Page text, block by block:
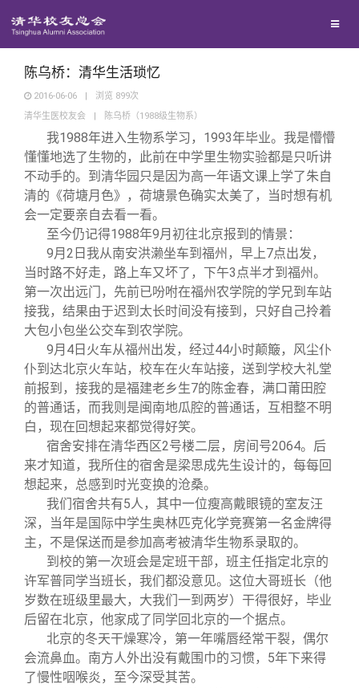
西南联大校友会
义工计划
新媒体平台
青春风采
校友文苑
校友讲坛
校友视界
校友服务
终身学习
信息化服务
三创大赛
实用信息
校友总会
总会简介
会长致辞
总会章程
理事会名单
制度法规
联系我们
关闭
陈乌桥：清华生活琐忆
2016-06-06 | 浏览 899次
清华生医校友会
| 陈乌桥（1988级生物系）
我1988年进入生物系学习，1993年毕业。我是懵懵
懂懂地选了生物的，此前在中学里生物实验都是只听讲
不动手的。到清华园只是因为高一年语文课上学了朱自
清的《荷塘月色》，荷塘景色确实太美了，当时想有机
会一定要亲自去看一看。
至今仍记得1988年9月初往北京报到的情景：
9月2日我从南安洪濑坐车到福州，早上7点出发，
当时路不好走，路上车又坏了，下午3点半才到福州。
第一次出远门，先前已吩咐在福州农学院的学兄到车站
接我，结果由于迟到太长时间没有接到，只好自己拎着
大包小包坐公交车到农学院。
9月4日火车从福州出发，经过44小时颠簸，风尘仆
仆到达北京火车站，校车在火车站接，送到学校大礼堂
前报到，接我的是福建老乡生7的陈金春，满口莆田腔
的普通话，而我则是闽南地瓜腔的普通话，互相整不明
白，现在回想起来都觉得好笑。
宿舍安排在清华西区2号楼二层，房间号2064。后
来才知道，我所住的宿舍是梁思成先生设计的，每每回
想起来，总感到时光变换的沧桑。
我们宿舍共有5人，其中一位瘦高戴眼镜的室友汪
深，当年是国际中学生奥林匹克化学竞赛第一名金牌得
主，不是保送而是参加高考被清华生物系录取的。
到校的第一次班会是定班干部，班主任指定北京的
许军普同学当班长，我们都没意见。这位大哥班长（他
岁数在班级里最大，大我们一到两岁）干得很好，毕业
后留在北京，他家成了同学回北京的一个据点。
北京的冬天干燥寒冷，第一年嘴唇经常干裂，偶尔
会流鼻血。南方人外出没有戴围巾的习惯，5年下来得
了慢性咽喉炎，至今深受其苦。